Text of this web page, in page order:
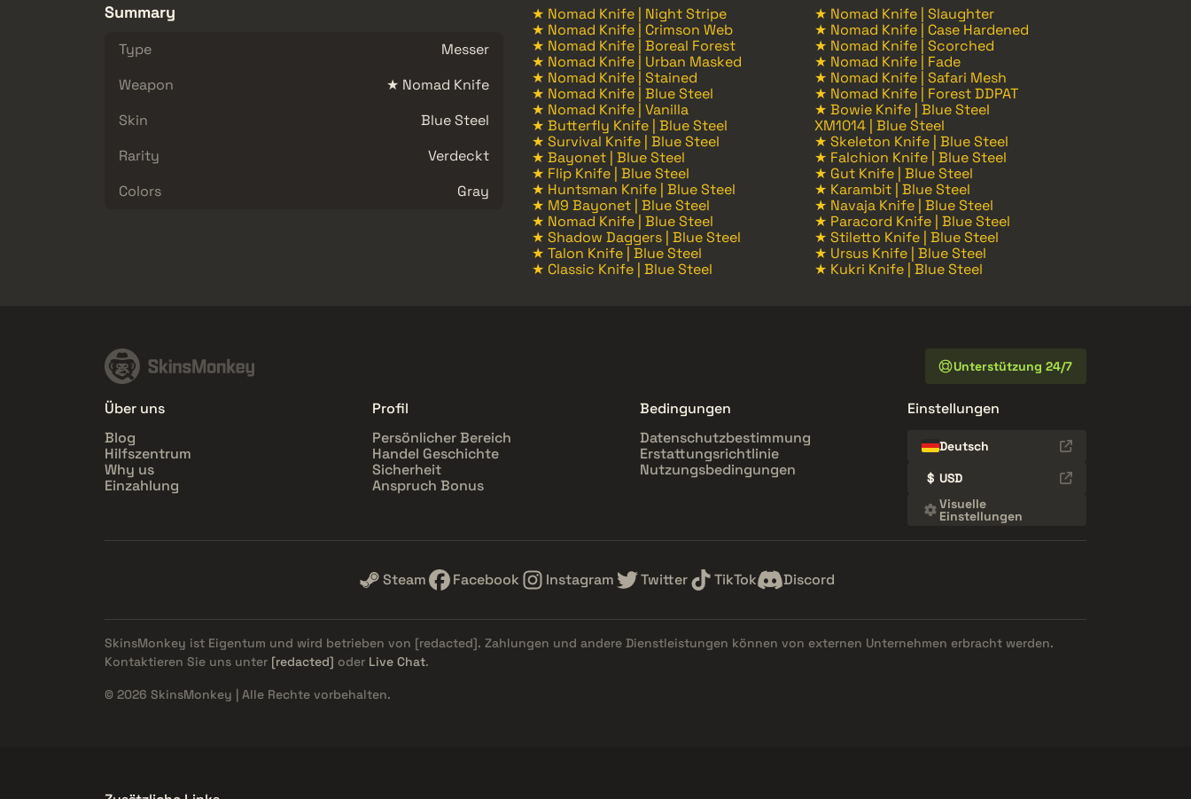
Summary
Type
Messer
Weapon
★ Nomad Knife
Skin
Blue Steel
Rarity
Verdeckt
Colors
Gray
★ Nomad Knife | Night Stripe
★ Nomad Knife | Slaughter
★ Nomad Knife | Crimson Web
★ Nomad Knife | Case Hardened
★ Nomad Knife | Boreal Forest
★ Nomad Knife | Scorched
★ Nomad Knife | Urban Masked
★ Nomad Knife | Fade
★ Nomad Knife | Stained
★ Nomad Knife | Safari Mesh
★ Nomad Knife | Blue Steel
★ Nomad Knife | Forest DDPAT
★ Nomad Knife | Vanilla
★ Bowie Knife | Blue Steel
★ Butterfly Knife | Blue Steel
XM1014 | Blue Steel
★ Survival Knife | Blue Steel
★ Skeleton Knife | Blue Steel
★ Bayonet | Blue Steel
★ Falchion Knife | Blue Steel
★ Flip Knife | Blue Steel
★ Gut Knife | Blue Steel
★ Huntsman Knife | Blue Steel
★ Karambit | Blue Steel
★ M9 Bayonet | Blue Steel
★ Navaja Knife | Blue Steel
★ Nomad Knife | Blue Steel
★ Paracord Knife | Blue Steel
★ Shadow Daggers | Blue Steel
★ Stiletto Knife | Blue Steel
★ Talon Knife | Blue Steel
★ Ursus Knife | Blue Steel
★ Classic Knife | Blue Steel
★ Kukri Knife | Blue Steel
Unterstützung 24/7
Über uns
Blog
Hilfszentrum
Why us
Einzahlung
Profil
Persönlicher Bereich
Handel Geschichte
Sicherheit
Anspruch Bonus
Bedingungen
Datenschutzbestimmung
Erstattungsrichtlinie
Nutzungsbedingungen
Einstellungen
Deutsch
$ USD
Visuelle
Einstellungen
Steam Facebook Instagram Twitter TikTok Discord
SkinsMonkey ist Eigentum und wird betrieben von [redacted]. Zahlungen und andere Dienstleistungen können von externen Unternehmen erbracht werden.
Kontaktieren Sie uns unter [redacted] oder Live Chat.
© 2026 SkinsMonkey | Alle Rechte vorbehalten.